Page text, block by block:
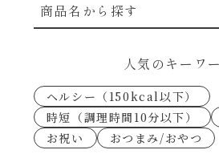
穀物類のレシピ
なんでも南蛮
考えるな、二代目で炒めろ！
商品名から探す
あえるハコネーゼトマトバジル
あえるハコネーゼ高菜
人気のキーワ
ヘルシー（150kcal以下）
時短（調理時間10分以下）
お祝い
おつまみ/おやつ